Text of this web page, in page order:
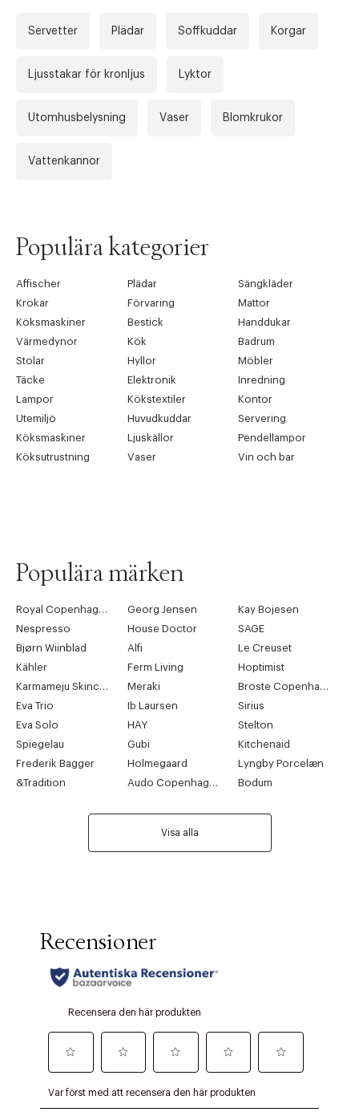
Servetter Plädar Soffkuddar Korgar
Ljusstakar för kronljus Lyktor
Utomhusbelysning Vaser Blomkrukor
Vattenkannor
Populära kategorier
Affischer Plädar
Sängkläder
Krokar
Förvaring
Mattor
Köksmaskiner
Bestick
Handdukar
Värmedynor
Kök
Badrum
Stolar
Hyllor
Möbler
Täcke
Elektronik
Inredning
Lampor
Kökstextiler
Kontor
Utemiljö
Huvudkuddar
Servering
Köksmaskiner
Ljuskällor
Pendellampor
Köksutrustning
Vaser Vin och bar
Populära märken
Royal Copenhagen Georg Jensen
Kay Bojesen
Nespresso
House Doctor
SAGE
Bjørn Wiinblad
Alfi
Le Creuset
Kähler
Ferm Living
Hoptimist
Karmameju Skincare
Meraki
Broste Copenhagen
Eva Trio
Ib Laursen
Sirius
Eva Solo
HAY
Stelton
Spiegelau
Gubi
Kitchenaid
Frederik Bagger
Holmegaard
Lyngby Porcelæn
&Tradition
Audo Copenhagen Bodum
Visa alla